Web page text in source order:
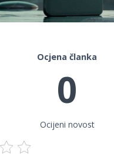
Ocjena članka
0
Ocijeni novost